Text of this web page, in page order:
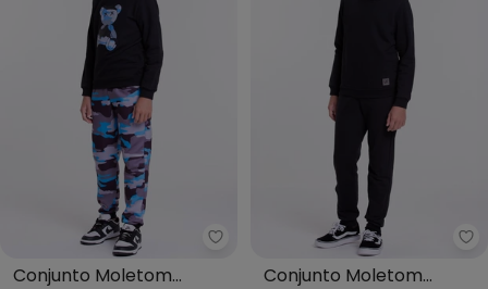
Vida Costeira - Conjunto
Conjunto Moletom
Conjunto Moletom